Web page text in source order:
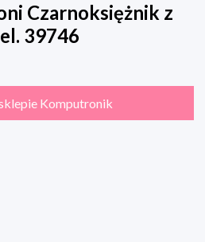
Czarnoksiężnik z
39746
Komputronik